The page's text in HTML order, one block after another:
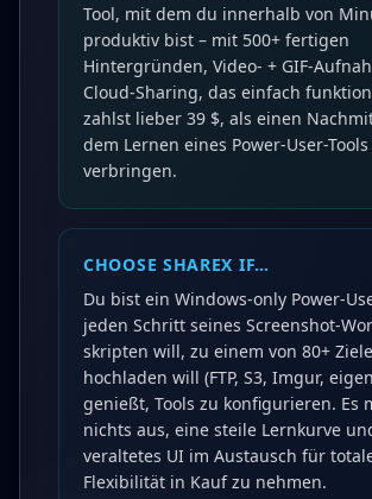
Tool, mit dem du innerhalb von
produktiv bist – mit 500+ fertigen
Hintergründen, Video- + GIF-
Cloud-Sharing, das einfach
zahlst lieber 39 $, als einen
dem Lernen eines Power-User-Tools
verbringen.
CHOOSE SHAREX IF…
Du bist ein Windows-only Power-
jeden Schritt seines Screenshot-
skripten will, zu einem von 80+
hochladen will (FTP, S3, Imgur,
genießt, Tools zu konfigurieren. Es
nichts aus, eine steile Lernkurve
veraltetes UI im Austausch für
Flexibilität in Kauf zu nehmen.